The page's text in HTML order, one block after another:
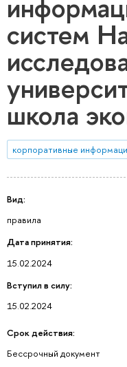
систем
школа
Вид:
правила
Дата принятия:
15.02.2024
Вступил в силу:
15.02.2024
Срок действия:
Бессрочный документ